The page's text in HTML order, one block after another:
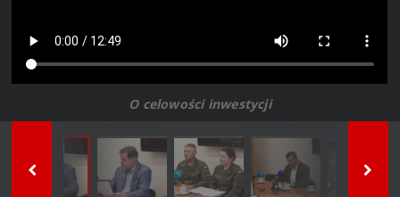
O celowości inwestycji